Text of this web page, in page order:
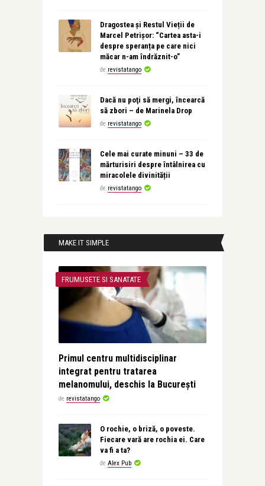
Dragostea și Restul Vieții de
Marcel Petrișor: “Cartea asta-i
despre speranța pe care nici
măcar n-am îndrăznit-o”
de revistatango
Dacă nu poţi să mergi, încearcă
să zbori – de Marinela Drop
de revistatango
Cele mai curate minuni – 33 de
mărturisiri despre întâlnirea cu
miracolele divinității
de revistatango
MAKE IT SIMPLE
FRUMUSETE SI SANATATE
Primul centru multidisciplinar
integrat pentru tratarea
melanomului, deschis la București
de revistatango
O rochie, o briză, o poveste.
Fiecare vară are rochia ei. Care
va fi a ta?
de Alex Pub